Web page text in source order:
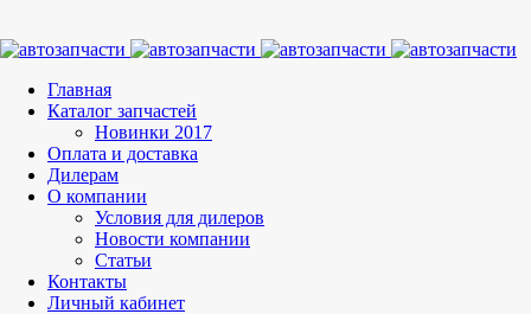
Главная
Каталог запчастей
Новинки 2017
Оплата и доставка
Дилерам
О компании
Условия для дилеров
Новости компании
Статьи
Контакты
Личный кабинет